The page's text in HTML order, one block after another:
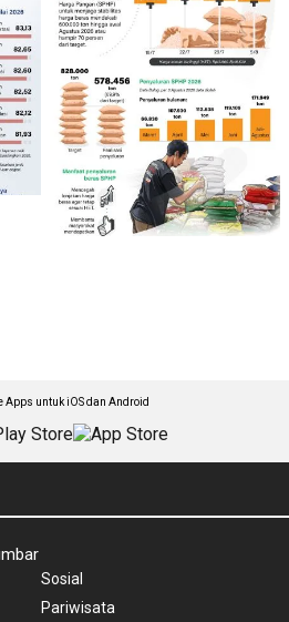
Apps untuk iOS dan Android
Sosial
Pariwisata